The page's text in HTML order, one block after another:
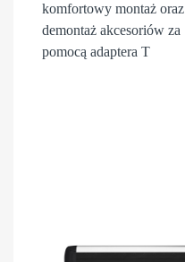
komfortowy montaż oraz
demontaż akcesoriów za
pomocą adaptera T